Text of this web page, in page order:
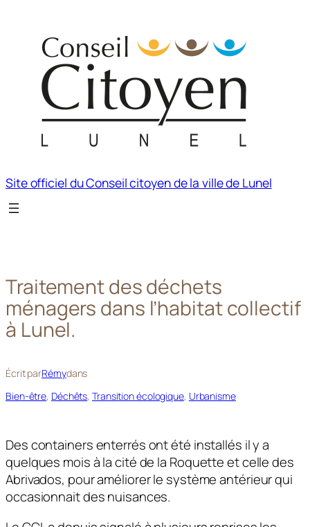
contenu
Site officiel du Conseil citoyen de la ville de Lunel
Traitement des déchets
ménagers dans l’habitat collectif
à Lunel.
Écrit parRémydans
Bien-être, Déchêts, Transition écologique, Urbanisme
Des containers enterrés ont été installés il y a
quelques mois à la cité de la Roquette et celle des
Abrivados, pour améliorer le système antérieur qui
occasionnait des nuisances.